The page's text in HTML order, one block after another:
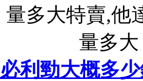
量多大特賣,他
量多
必利勁大概多